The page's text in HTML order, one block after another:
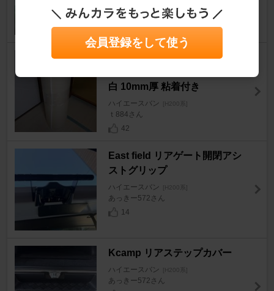
34
TORAY / 東レ トーレペフ（ポ
白 10mm厚 粘着付き
ハイエースバン [H200系]
ｔ884さん
42
East field リアゲート開閉アシ
ストグリップ
ハイエースバン [H200系]
あっきー572さん
14
Kcamp リアステップカバー
ハイエースバン [H200系]
あっきー572さん
会員登録をして使う